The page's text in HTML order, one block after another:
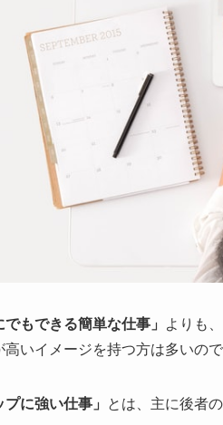
でもできる簡単な仕事」 よりも、
いイメージを持つ方は多いので
プに強い仕事」 とは、主に後者